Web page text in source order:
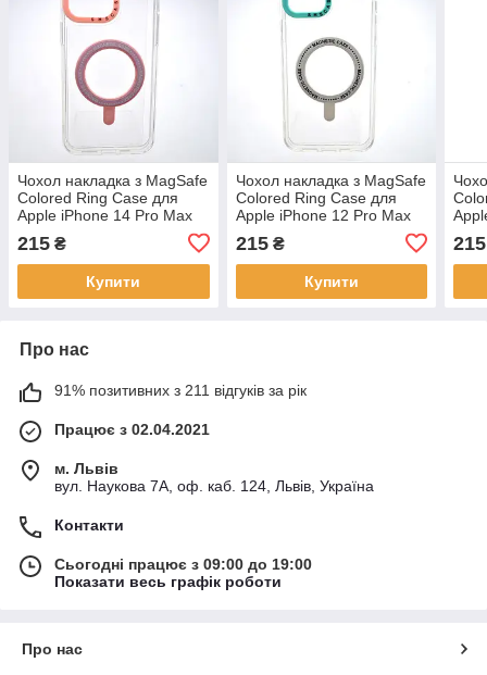
Чохол накладка з MagSafe
Colored Ring Case для
Apple iPhone 14 Pro Max
215 ₴
Купити
Чохол накладка з MagSafe
Colored Ring Case для
Apple iPhone 12 Pro Max
215₴
Купити
215
Про нас
91% позитивних з 211 відгуків за рік
Працює з 02.04.2021
м. Львів
вул. Наукова 7А, оф. каб. 124, Львів, Україна
Контакти
Сьогодні працює з 09:00 до 19:00
Показати весь графік роботи
Про нас